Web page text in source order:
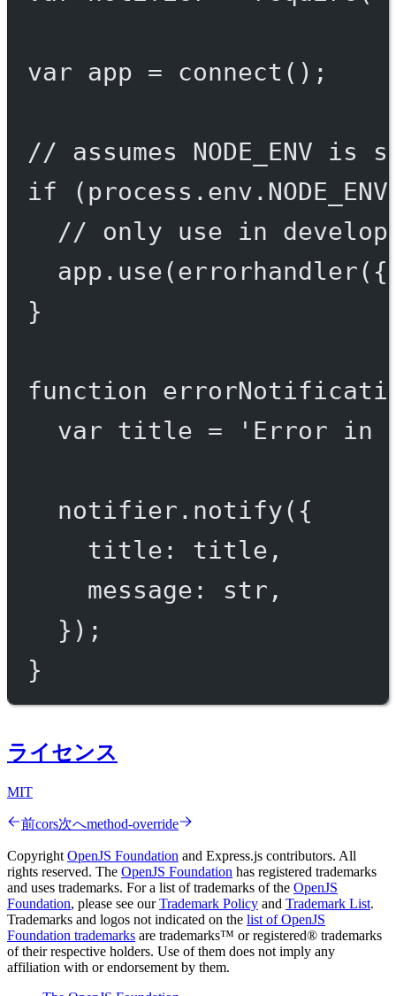
var app = connect ();
// assumes NODE_ENV
if (process.env. NODE_ENV
// only use in
app. use(errorhandler({
}
function
var title = 'Error in
notifier. notify({
title: title,
message: str,
});
}
ライセンス
MIT
前cors次へmethod-override
Copyright OpenJS Foundation and Express.js contributors. All
rights reserved. The OpenJS Foundation has registered trademarks
and uses trademarks. For a list of trademarks of the OpenJS
Foundation, please see ourTrademark Policy and Trademark List.
Trademarks and logos not indicated on the list of OpenJS
Foundation trademarks are trademarks™ or registered® trademarks
of their respective holders. Use of them does not imply any
affiliation with or endorsement by them.